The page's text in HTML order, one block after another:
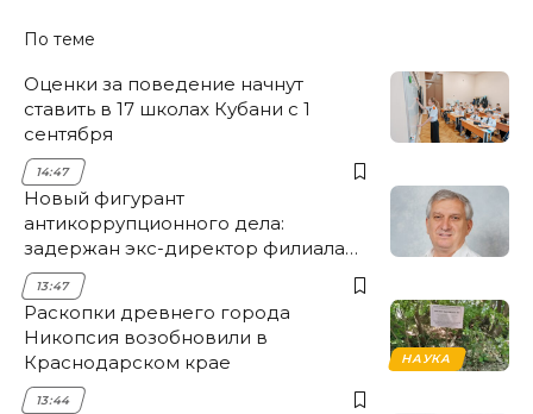
По теме
Оценки за поведение начнут
ставить в 17 школах Кубани с 1
сентября
14:47
Новый фигурант
антикоррупционного дела:
задержан экс-директор филиала
НЭСК Крымска
13:47
НАУКА
Раскопки древнего города
Никопсия возобновили в
Краснодарском крае
13:44